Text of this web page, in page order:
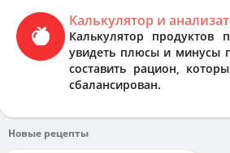
Калькулятор и
Калькулятор продуктов
увидеть плюсы и минусы
составить рацион,
сбалансирован.
Новые рецепты